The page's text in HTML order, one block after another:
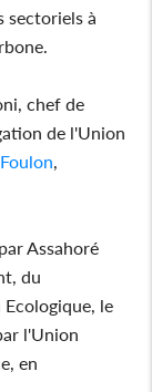
sectoriels à
chef de
de l'Union
Assahoré
du
le
l'Union
en